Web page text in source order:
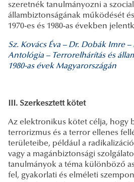
szeretnék tanulmányozni a
állambiztonságának működését
1970-es és 1980-as években
Sz. Kovács Éva – Dr. Dobák Imre
Antológia – Terrorelhárítás és
1980-as évek Magyarországán
III. Szerkesztett kötet
Az elektronikus kötet célja, hogy
terrorizmus és a terror ellenes
területeibe, például a
vagy a magánbiztonsági
tanulmányok a téma különböző
fel, gyakorlati és elméleti